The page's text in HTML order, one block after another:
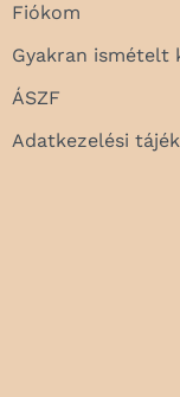
Fiókom
Gyakran ismételt
ÁSZF
Adatkezelési